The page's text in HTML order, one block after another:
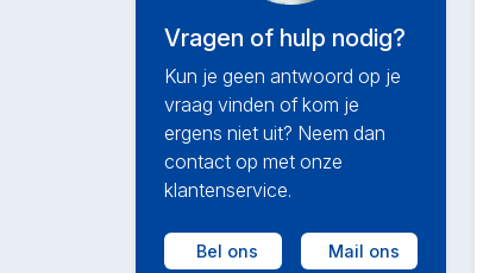
Vragen of hulp nodig?
Kun je geen antwoord op je
vraag vinden of kom je
ergens niet uit? Neem dan
contact op met onze
klantenservice.
Bel ons Mail ons